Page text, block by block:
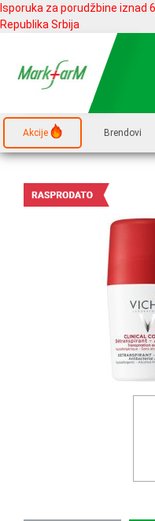
Isporuka za porudžbine iznad
Republika Srbija
Akcije Brendovi